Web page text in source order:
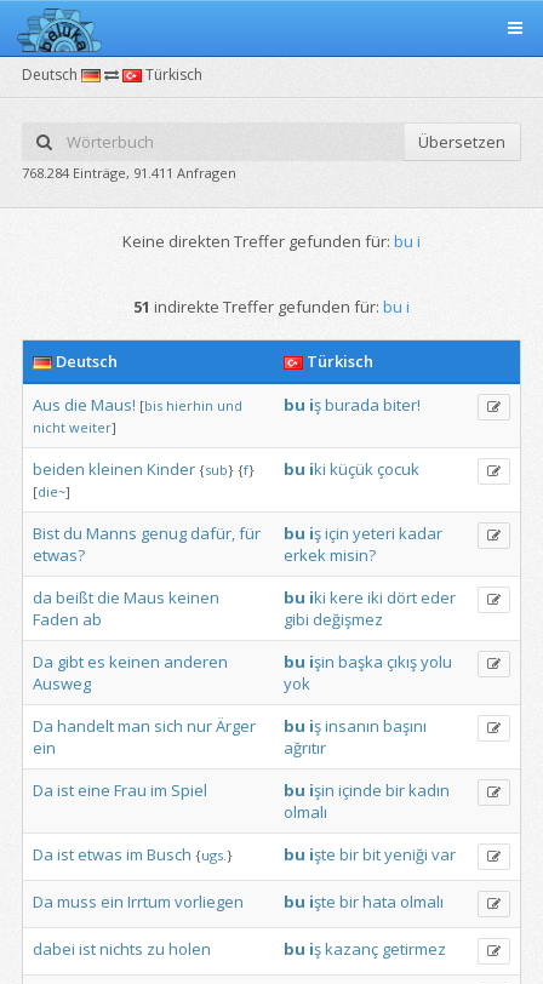
Deutsch Türkisch
Übersetzen
768.284 Einträge, 91.411 Anfragen
Keine direkten Treffer gefunden für: bu i
51 indirekte Treffer gefunden für: bu i
Deutsch
Türkisch
Aus die Maus! [bis hierhin und
nicht weiter]
bu işburada biter!
beiden kleinen Kinder {sub} {f}
[die~]
bu iki küçük çocuk
Bist du Manns genug dafür,für
etwas?
bu işiçin yeteri kadar
erkekmisin?
da beißt die Maus keinen
Faden ab
bu iki kere iki dört eder
gibi değişmez
Da gibt es keinen anderen
Ausweg
bu işin başka çıkışyolu
yok
Da handeltman sich nurÄrger
ein
bu işinsanın başını
ağrıtır
Da ist eine Frau im Spiel bu işin içinde birkadın
olmalı
Da ist etwas im Busch {ugs.} bu işte birbityeniği var
Da muss ein Irrtum vorliegen bu işte birhata olmalı
dabei istnichts zu holen bu işkazanç getirmez